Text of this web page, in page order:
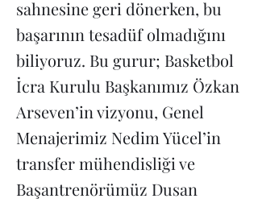
sahnesine geri dönerken, bu
başarının tesadüf olmadığını
biliyoruz. Bu gurur; Basketbol
İcra Kurulu Başkanımız Özkan
Arseven’in vizyonu, Genel
Menajerimiz Nedim Yücel’in
transfer mühendisliği ve
Başantrenörümüz Dusan